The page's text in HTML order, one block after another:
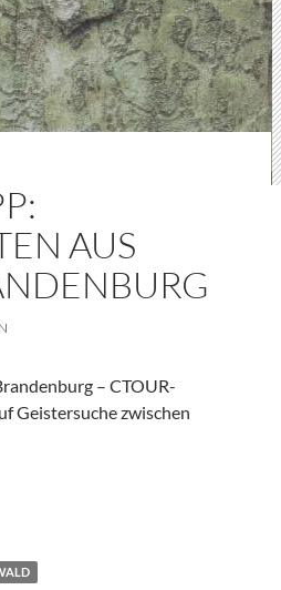
AUS
– CTOUR-
Geistersuche zwischen
Berlin und Brandenburg